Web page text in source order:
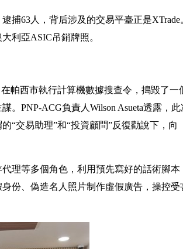
捕63人，背后涉及的交易平臺正是XTrade
利亞ASIC吊銷牌照。
帕西市執行計算機數據搜查令，搗毀了一
。PNP-ACG負責人Wilson Asueta透露，此
交易助理”和“投資顧問”反復勸說下，向
理等多個角色，利用預先寫好的話術腳本
份、偽造名人照片制作虛假廣告，操控受